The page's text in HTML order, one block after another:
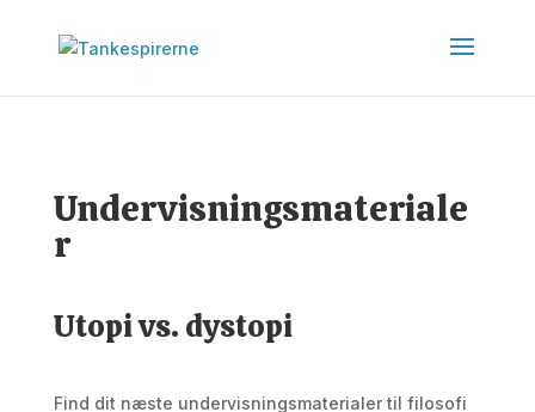
Undervisningsmateriale
r
Utopi vs. dystopi
Find dit næste undervisningsmaterialer til filosofi